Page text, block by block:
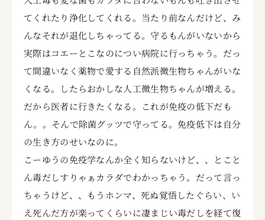
てくれたり浄化してくれる。当たり前なんだけど、み
んなそれが退化しちゃってる。守るもんがいないから
実際はコエーとこなのについ病院に行っちゃう。だっ
て間違いなく薬物で愛する自然派微生物ちゃんがいな
くなる。したらおかしな人工微生物ちゃんが増える。
だから医者に行きたくなる。これが免疫の低下だも
ん。。そんで除菌グッツで守ってる。免疫低下は自分
の生き方のせいなのに。
こーゆうの免疫学なんか全く知らないけど、、とこと
ん毒だしすりゃぁカラダでわかっちゃう。だって言っ
ちゃうけど、、もうホンマ、死ぬ覚悟したぐらい、い
え死んだ方が楽ってくらいに凄まじい毒だしを経て復